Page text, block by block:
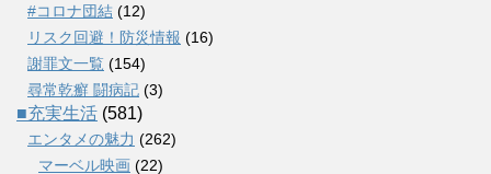
#コロナ団結 (12)
リスク回避！防災情報 (16)
謝罪文一覧 (154)
尋常乾癬 闘病記 (3)
■充実生活 (581)
エンタメの魅力 (262)
マーベル映画 (22)